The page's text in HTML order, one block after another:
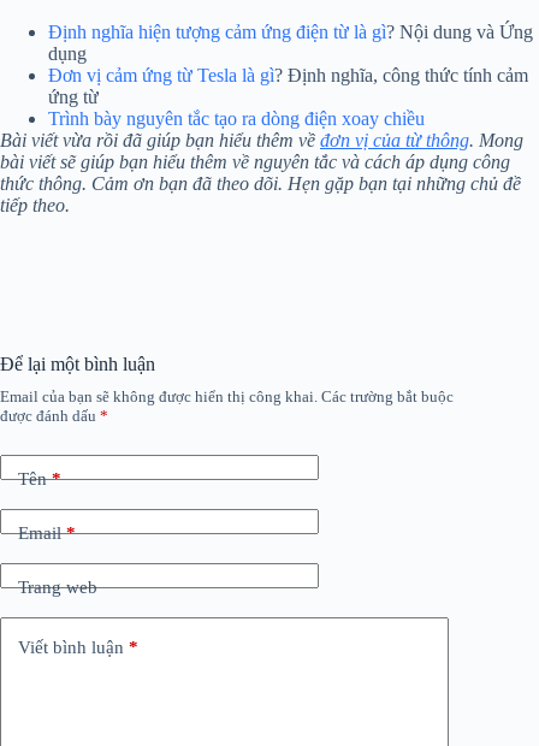
Định nghĩa hiện tượng cảm ứng điện từ là gì? Nội dung và Ứng
dụng
Đơn vị cảm ứng từ Tesla là gì? Định nghĩa, công thức tính cảm
ứng từ
Trình bày nguyên tắc tạo ra dòng điện xoay chiều
Bài viết vừa rồi đã giúp bạn hiểu thêm về đơn vị của từ thông. Mong
bài viết sẽ giúp bạn hiểu thêm về nguyên tắc và cách áp dụng công
thức thông. Cảm ơn bạn đã theo dõi. Hẹn gặp bạn tại những chủ đề
tiếp theo.
Để lại một bình luận
Email của bạn sẽ không được hiển thị công khai. Các trường bắt buộc
được đánh dấu *
Tên*
Email*
Trang web
Viết bình luận *